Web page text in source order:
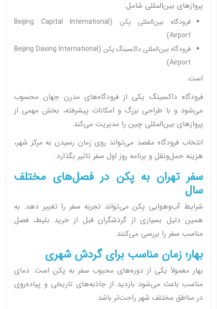
پروازهای بین‌المللی شامل:
فرودگاه بین‌المللی پکن (Beijing Capital International
Airport)
فرودگاه بین‌المللی داکسینگ پکن (Beijing Daxing International
Airport)
است.
فرودگاه داکسینگ یکی از فرودگاه‌های مدرن جهان محسوب
می‌شود و با طراحی بزرگ و امکانات پیشرفته، بخش مهمی از
پروازهای بین‌المللی چین را مدیریت می‌کند.
انتخاب فرودگاه مقصد می‌تواند روی زمان رسیدن به مرکز شهر،
هزینه حمل‌ونقل و برنامه روز اول سفر تاثیر بگذارد.
سفر تهران به پکن در فصل‌های مختلف
سال
شرایط آب‌وهوایی پکن می‌تواند تجربه سفر را تغییر دهد. به
همین دلیل بسیاری از گردشگران قبل از خرید بلیط، فصل
مناسب سفر را بررسی می‌کنند.
بهار؛ زمان مناسب برای گردش شهری
بهار معمولاً یکی از دوره‌های محبوب سفر به پکن است. دمای
مناسب باعث می‌شود بازدید از جاذبه‌های تاریخی و پیاده‌روی
در مناطق مختلف شهر راحت‌تر باشد.